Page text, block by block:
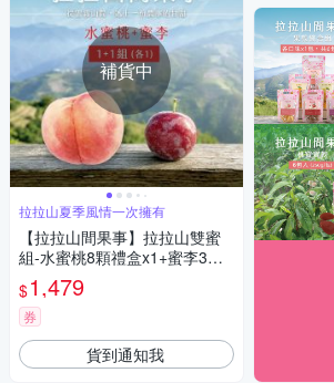
補貨中
拉拉山夏季風情一次擁有
【拉拉山間果事】拉拉山雙蜜
組-水蜜桃8顆禮盒x1+蜜李3斤
禮盒x1
$1,479
券
貨到通知我